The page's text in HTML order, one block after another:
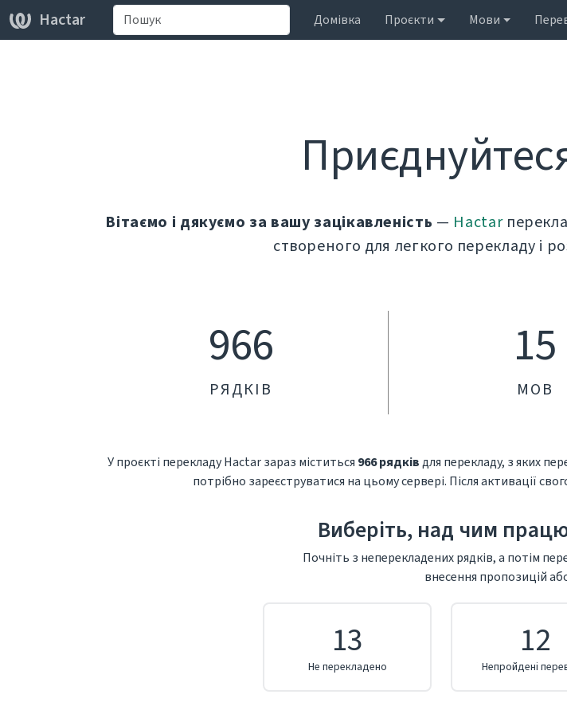
Hactar Домівка Проєкти Мови
Вітаємо і дякуємо за вашу зацікавленість — Hactar
створеного для легкого перекладу і
966
РЯДКІВ
15
МОВ
У проєкті перекладу Hactar зараз міститься 966 рядківдля перекладу, з яких
потрібно зареєструватися на цьому сервері. Після активації
Виберіть, над чим
Почніть з неперекладених рядків, а потім
внесення пропозицій
13
Не перекладено
12
Непройдені